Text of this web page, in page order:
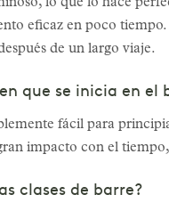
lo que lo hace
eficaz en poco
de un largo viaje.
que se inicia en el
fácil para
impacto con el
clases de barre?